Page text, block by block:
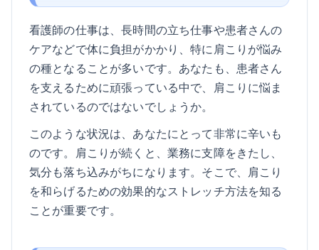
看護師の仕事は、長時間の立ち仕事や患者さんの
ケアなどで体に負担がかかり、特に肩こりが悩み
の種となることが多いです。あなたも、患者さん
を支えるために頑張っている中で、肩こりに悩ま
されているのではないでしょうか。
このような状況は、あなたにとって非常に辛いも
のです。肩こりが続くと、業務に支障をきたし、
気分も落ち込みがちになります。そこで、肩こり
を和らげるための効果的なストレッチ方法を知る
ことが重要です。